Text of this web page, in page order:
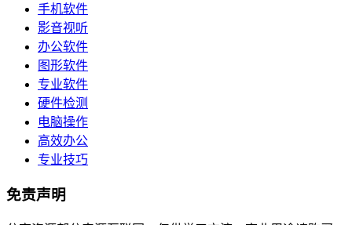
手机软件
影音视听
办公软件
图形软件
专业软件
硬件检测
电脑操作
高效办公
专业技巧
免责声明